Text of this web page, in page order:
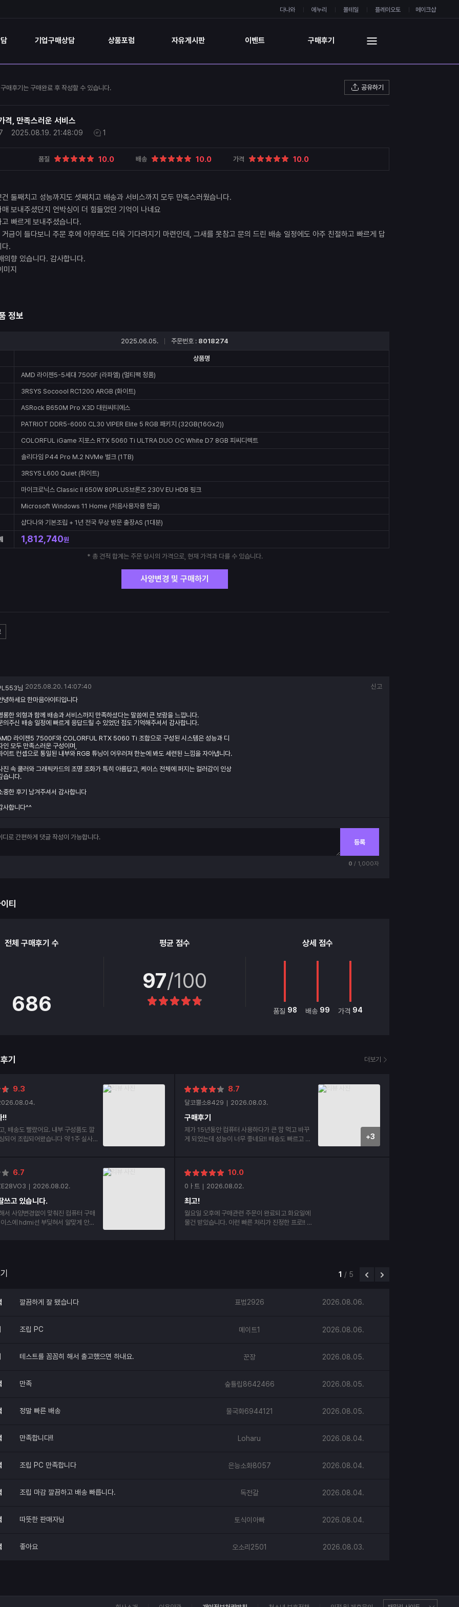
다나와 에누리 몰테일 플레이오토 메이크샵
기업구매상담 상품포럼 자유게시판 이벤트 구매후기
구매후기는 구매완료 후 작성할 수 있습니다. 공유하기
격, 만족스러운 서비스
2025.08.19. 21:48:09 1
품질 10.0 배송 10.0 가격 10.0
둘째치고 성능까지도 셋째치고 배송과 서비스까지 모두 만족스러웠습니다.
보내주셨던지 언박싱이 더 힘들었던 기억이 나네요
빠르게 보내주셨습니다.
금이 들다보니 주문 후에 아무래도 더욱 기다려지기 마련인데, 그새를 못참고 문의 드린 배송 일정에도 아주 친절하고 빠르게 답
다.
의향 있습니다. 감사합니다.
정보
2025.06.05. 주문번호 : 8018274
상품명
AMD 라이젠5-5세대 7500F (라파엘) (멀티팩 정품)
3RSYS Socoool RC1200 ARGB (화이트)
ASRock B650M Pro X3D 대원씨티에스
PATRIOT DDR5-6000 CL30 VIPER Elite 5 RGB 패키지 (32GB(16Gx2))
COLORFUL iGame 지포스 RTX 5060 Ti ULTRA DUO OC White D7 8GB 피씨디렉트
솔리다임 P44 Pro M.2 NVMe 벌크 (1TB)
3RSYS L600 Quiet (화이트)
마이크로닉스 Classic II 650W 80PLUS브론즈 230V EU HDB 핑크
Microsoft Windows 11 Home (처음사용자용 한글)
샵다나와 기본조립 + 1년 전국 무상 방문 출장AS (1대분)
1,812,740원
* 총 견적 합계는 주문 당시의 가격으로, 현재 가격과 다를 수 있습니다.
사양변경 및 구매하기
님 2025.08.20. 14:07:40
녕하세요 한마음아이티입니다
롱한 외형과 함께 배송과 서비스까지 만족하셨다는 말씀에 큰 보람을 느낍니다.
의주신 배송 일정에 빠르게 응답드릴 수 있었던 점도 기억해주셔서 감사합니다.
라이젠5 7500F와 COLORFUL RTX 5060 Ti 조합으로 구성된 시스템은 성능과 디
인 모두 만족스러운 구성이며,
이트 컨셉으로 통일된 내부와 RGB 튜닝이 어우러져 한눈에 봐도 세련된 느낌을 자아냅니다.
진 속 쿨러와 그래픽카드의 조명 조화가 특히 아름답고, 케이스 전체에 퍼지는 컬러감이 인상
습니다.
중한 후기 남겨주셔서 감사합니다
사합니다^^
신고
등록
0 / 1,000자
티
전체 구매후기 수
686
평균 점수
97/100
상세 점수
품질 98 배송 99 가격 94
기 더보기
9.3
!!
, 배송도 빨랐어요. 내부 구성품도 깔
되어 조립되어왔습니다 약 1주 실사용
8.7
달코뿔소8429 2026.08.03.
구매후기
제가 15년동안 컴퓨터 사용하다가 큰 맘 먹고 바꾸
게 되었는데 성능이 너무 좋네요!! 배송도 빠르고 내
+3
6.7
2026.08.02.
쓰고 있습니다.
서 사양변경없이 맞춰진 컴퓨터 구매
10.0
0ㅏ트 2026.08.02.
최고!
월요일 오후에 구매관련 주문이 완료되고 화요일에
물건 받았습니다. 이런 빠른 처리가 진정한 프로!! 이
1 / 5
깔끔하게 잘 됐습니다 표범2926 2026.08.06.
조립 PC 메이트1 2026.08.06.
테스트를 꼼꼼히 해서 출고했으면 하내요. 꾼장 2026.08.05.
만족 숲튤립8642466 2026.08.05.
정말 빠른 배송 물국화6944121 2026.08.05.
만족합니다!! Loharu 2026.08.04.
조립 PC 만족합니다 은능소화8057 2026.08.04.
조립 마감 깔끔하고 배송 빠릅니다. 독전갈 2026.08.04.
따뜻한 판매자님 토식이아빠 2026.08.04.
좋아요 오소리2501 2026.08.03.